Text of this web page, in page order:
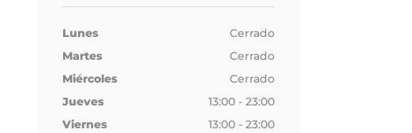
Lunes
Cerrado
Martes
Cerrado
Miércoles
Cerrado
Jueves
13:00 - 23:00
Viernes
13:00 - 23:00